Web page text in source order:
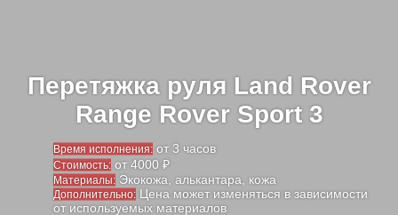
Перетяжка руля Land Rover
Range Rover Sport 3
Время исполнения: от 3 часов
Стоимость: от 4000 ₽
Материалы: Экокожа, алькантара, кожа
Дополнительно: Цена может изменяться в зависимости
от используемых материалов